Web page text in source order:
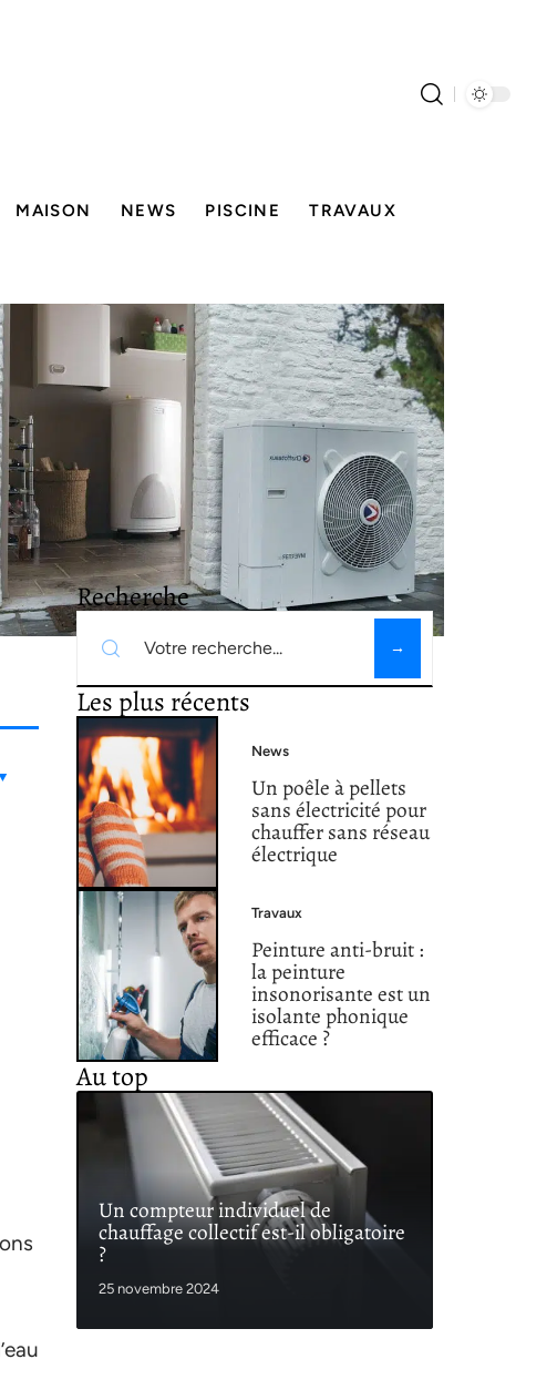
MAISON NEWS PISCINE TRAVAUX
Recherche
Les plus récents
News
Un poêle à pellets
sans électricité pour
chauffer sans réseau
électrique
Travaux
Peinture anti-bruit :
la peinture
insonorisante est un
isolante phonique
efficace ?
Au top
Un compteur individuel de
chauffage collectif est-il obligatoire
?
25 novembre 2024